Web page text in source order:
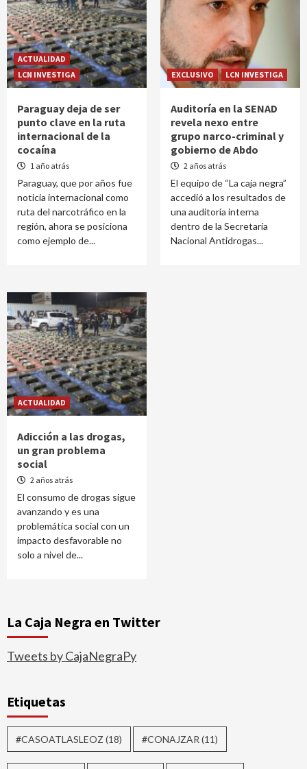
ACTUALIDAD
LCN INVESTIGA
Paraguay deja de ser
punto clave en la ruta
internacional de la
cocaína
1 año atrás
Paraguay, que por años fue
noticia internacional como
ruta del narcotráfico en la
región, ahora se posiciona
como ejemplo de...
EXCLUSIVO LCN INVESTIGA
Auditoría en la SENAD
revela nexo entre
grupo narco-criminal y
gobierno de Abdo
2 años atrás
El equipo de “La caja negra”
accedió a los resultados de
una auditoría interna
dentro de la Secretaría
Nacional Antidrogas...
ACTUALIDAD
Adicción a las drogas,
un gran problema
social
2 años atrás
El consumo de drogas sigue
avanzando y es una
problemática social con un
impacto desfavorable no
solo a nivel de...
La Caja Negra en Twitter
Tweets by CajaNegraPy
Etiquetas
#CASOATLASLEOZ (18) #CONAJZAR (11)